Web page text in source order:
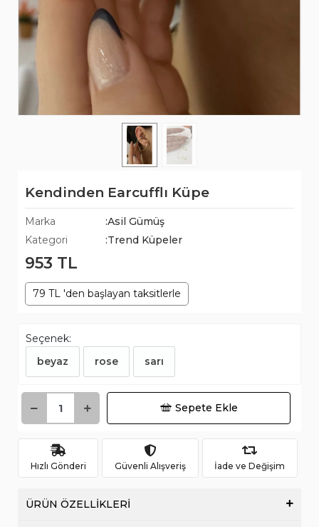
Kendinden Earcufflı Küpe
Marka
:Asil Gümüş
Kategori
:Trend Küpeler
953 TL
79 TL 'den başlayan taksitlerle
Seçenek:
beyaz
rose sarı
Sepete Ekle
Hızlı Gönderi Güvenli Alışveriş İade ve Değişim
ÜRÜN ÖZELLİKLERİ